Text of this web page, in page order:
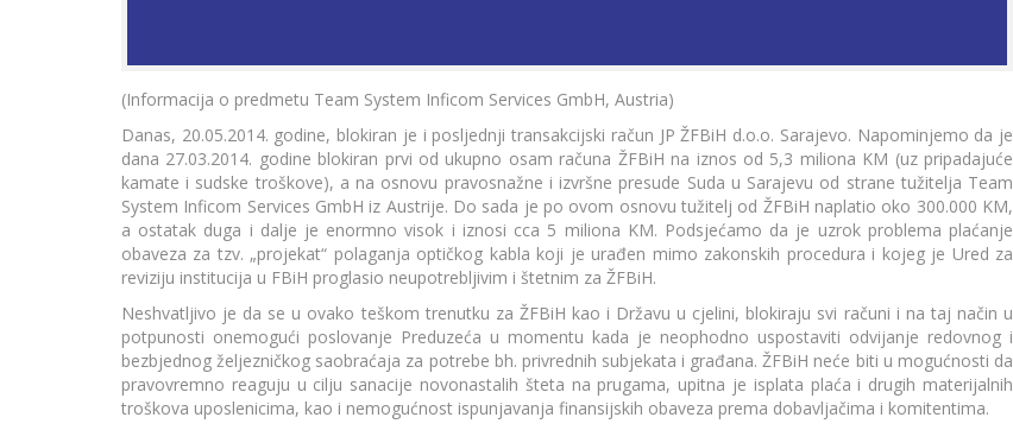
(Informacija o predmetu Team System Inficom Services GmbH, Austria)
Danas, 20.05.2014. godine, blokiran je i posljednji transakcijski račun JP ŽFBiH d.o.o. Sarajevo. Napominjemo da je
dana 27.03.2014. godine blokiran prvi od ukupno osam računa ŽFBiH na iznos od 5,3 miliona KM (uz pripadajuće
kamate i sudske troškove), a na osnovu pravosnažne i izvršne presude Suda u Sarajevu od strane tužitelja Team
System Inficom Services GmbH iz Austrije. Do sada je po ovom osnovu tužitelj od ŽFBiH naplatio oko 300.000 KM,
a ostatak duga i dalje je enormno visok i iznosi cca 5 miliona KM. Podsjećamo da je uzrok problema plaćanje
obaveza za tzv. „projekat“ polaganja optičkog kabla koji je urađen mimo zakonskih procedura i kojeg je Ured za
reviziju institucija u FBiH proglasio neupotrebljivim i štetnim za ŽFBiH.
Neshvatljivo je da se u ovako teškom trenutku za ŽFBiH kao i Državu u cjelini, blokiraju svi računi i na taj način u
potpunosti onemogući poslovanje Preduzeća u momentu kada je neophodno uspostaviti odvijanje redovnog i
bezbjednog željezničkog saobraćaja za potrebe bh. privrednih subjekata i građana. ŽFBiH neće biti u mogućnosti da
pravovremno reaguju u cilju sanacije novonastalih šteta na prugama, upitna je isplata plaća i drugih materijalnih
troškova uposlenicima, kao i nemogućnost ispunjavanja finansijskih obaveza prema dobavljačima i komitentima.